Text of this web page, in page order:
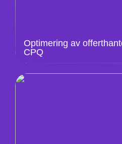
Optimering av
CPQ